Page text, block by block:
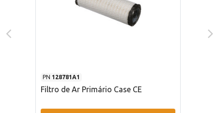
PN 128781A1
Filtro de Ar Primário Case CE